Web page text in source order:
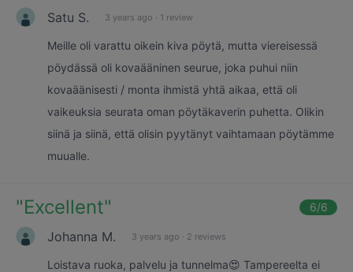
Satu S. 3 years ago · 1 review
Meille oli varattu oikein kiva pöytä, mutta viereisessä
pöydässä oli kovaääninen seurue, joka puhui niin
kovaäänisesti / monta ihmistä yhtä aikaa, että oli
vaikeuksia seurata oman pöytäkaverin puhetta. Olikin
siinä ja siinä, että olisin pyytänyt vaihtamaan pöytämme
muualle.
"Excellent" 6/6
Johanna M. 3 years ago · 2 reviews
Loistava ruoka, palvelu ja tunnelma😍 Tampereelta ei